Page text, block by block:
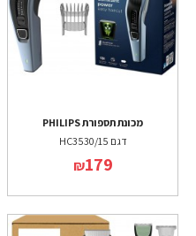
מכונת תספורת PHILIPS
דגם HC3530/15
₪179